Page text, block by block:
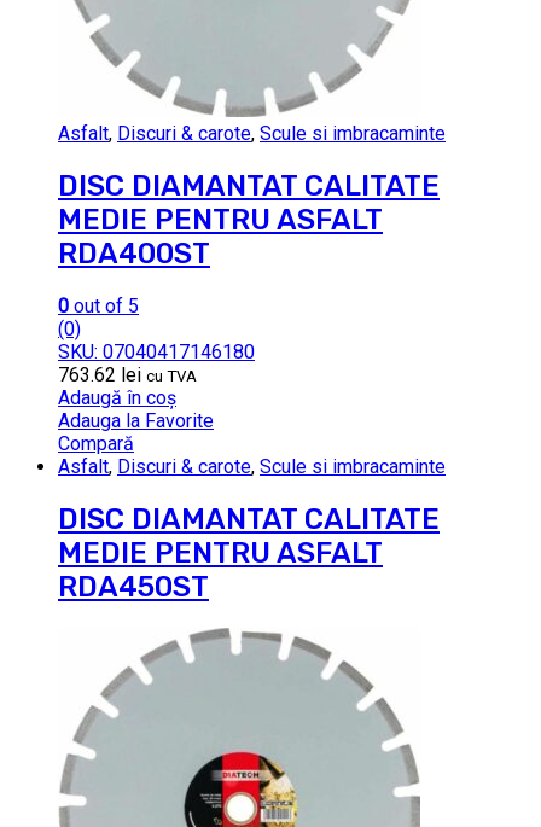
Asfalt, Discuri & carote, Scule si imbracaminte
DISC DIAMANTAT CALITATE
MEDIE PENTRU ASFALT
RDA400ST
0 out of 5
(0)
SKU: 07040417146180
763.62 lei cu TVA
Adaugă în coș
Adauga la Favorite
Compară
Asfalt, Discuri & carote, Scule si imbracaminte
DISC DIAMANTAT CALITATE
MEDIE PENTRU ASFALT
RDA450ST